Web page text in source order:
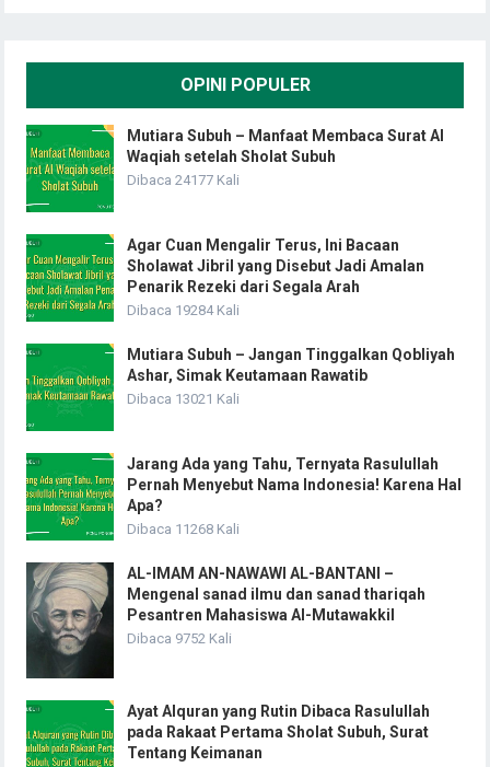
OPINI POPULER
Mutiara Subuh – Manfaat Membaca Surat Al
Waqiah setelah Sholat Subuh
Dibaca 24177 Kali
Agar Cuan Mengalir Terus, Ini Bacaan
Sholawat Jibril yang Disebut Jadi Amalan
Penarik Rezeki dari Segala Arah
Dibaca 19284 Kali
Mutiara Subuh – Jangan Tinggalkan Qobliyah
Ashar, Simak Keutamaan Rawatib
Dibaca 13021 Kali
Jarang Ada yang Tahu, Ternyata Rasulullah
Pernah Menyebut Nama Indonesia! Karena Hal
Apa?
Dibaca 11268 Kali
AL-IMAM AN-NAWAWI AL-BANTANI –
Mengenal sanad ilmu dan sanad thariqah
Pesantren Mahasiswa Al-Mutawakkil
Dibaca 9752 Kali
Ayat Alquran yang Rutin Dibaca Rasulullah
pada Rakaat Pertama Sholat Subuh, Surat
Tentang Keimanan